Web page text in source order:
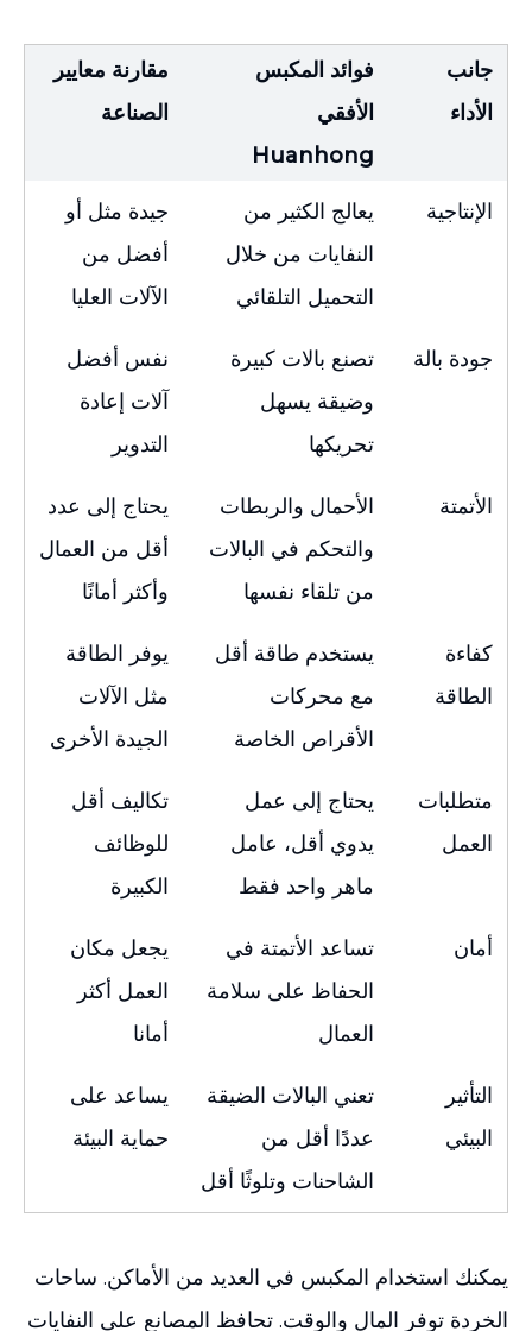
جانب
الأداء
فوائد المكبس
الأفقي
Huanhong
مقارنة معايير
الصناعة
الإنتاجية
يعالج الكثير من
النفايات من خلال
التحميل التلقائي
جيدة مثل أو
أفضل من
الآلات العليا
جودة بالة
تصنع بالات كبيرة
وضيقة يسهل
تحريكها
نفس أفضل
آلات إعادة
التدوير
الأتمتة
الأحمال والربطات
والتحكم في البالات
من تلقاء نفسها
يحتاج إلى عدد
أقل من العمال
وأكثر أمانًا
كفاءة
الطاقة
يستخدم طاقة أقل
مع محركات
الأقراص الخاصة
يوفر الطاقة
مثل الآلات
الجيدة الأخرى
متطلبات
العمل
يحتاج إلى عمل
يدوي أقل، عامل
ماهر واحد فقط
تكاليف أقل
للوظائف
الكبيرة
أمان
تساعد الأتمتة في
الحفاظ على سلامة
العمال
يجعل مكان
العمل أكثر
أمانا
التأثير
البيئي
تعني البالات الضيقة
عددًا أقل من
الشاحنات وتلوثًا أقل
يساعد على
حماية البيئة
يمكنك استخدام المكبس في العديد من الأماكن. ساحات
الخردة توفر المال والوقت. تحافظ المصانع على النفايات